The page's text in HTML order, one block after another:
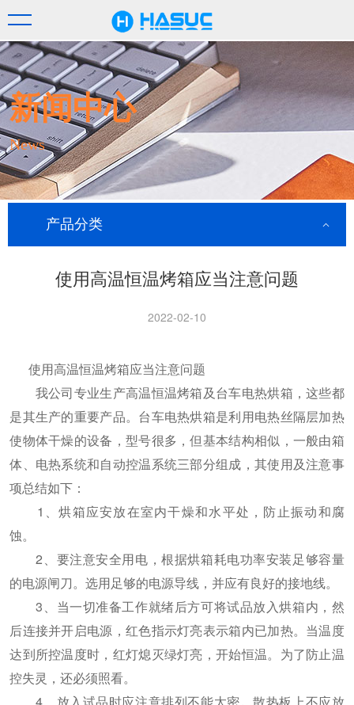
新闻中心
News
产品分类
使用高温恒温烤箱应当注意问题
2022-02-10
使用高温恒温烤箱应当注意问题
我公司专业生产高温恒温烤箱及台车电热烘箱，这些都
是其生产的重要产品。台车电热烘箱是利用电热丝隔层加热
使物体干燥的设备，型号很多，但基本结构相似，一般由箱
体、电热系统和自动控温系统三部分组成，其使用及注意事
项总结如下：
1、烘箱应安放在室内干燥和水平处，防止振动和腐
蚀。
2、要注意安全用电，根据烘箱耗电功率安装足够容量
的电源闸刀。选用足够的电源导线，并应有良好的接地线。
3、当一切准备工作就绪后方可将试品放入烘箱内，然
后连接并开启电源，红色指示灯亮表示箱内已加热。当温度
达到所控温度时，红灯熄灭绿灯亮，开始恒温。为了防止温
控失灵，还必须照看。
4、放入试品时应注意排列不能太密。散热板上不应放